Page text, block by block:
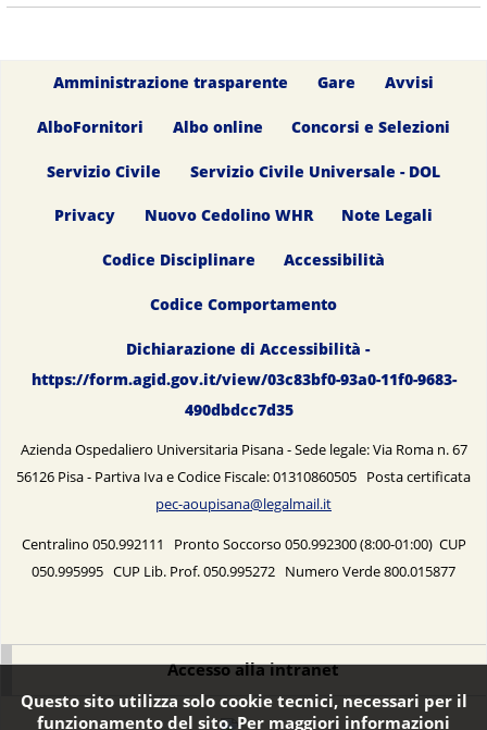
Amministrazione trasparente Gare Avvisi
AlboFornitori Albo online Concorsi e Selezioni
Servizio Civile Servizio Civile Universale - DOL
Privacy Nuovo Cedolino WHR Note Legali
Codice Disciplinare Accessibilità
Codice Comportamento
Dichiarazione di Accessibilità -
https://form.agid.gov.it/view/03c83bf0-93a0-11f0-9683-
490dbdcc7d35
Azienda Ospedaliero Universitaria Pisana - Sede legale: Via Roma n. 67
56126 Pisa - Partiva Iva e Codice Fiscale: 01310860505 Posta certificata
pec-aoupisana@legalmail.it
Centralino 050.992111 Pronto Soccorso 050.992300 (8:00-01:00) CUP
050.995995 CUP Lib. Prof. 050.995272 Numero Verde 800.015877
Accesso alla intranet
Questo sito utilizza solo cookie tecnici, necessari per il
funzionamento del sito. Per maggiori informazioni